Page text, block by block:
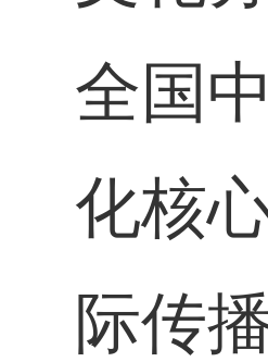
全国
化核
际传